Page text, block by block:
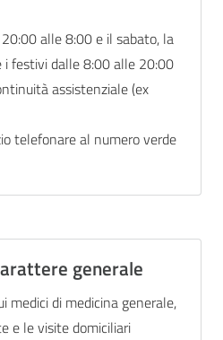
alle 8:00 e il sabato, la
i festivi dalle 8:00 alle 20:00
assistenziale (ex
telefonare al numero verde
generale
medici di medicina generale,
e le visite domiciliari